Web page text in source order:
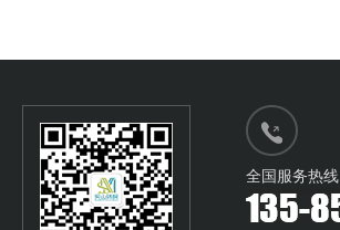
全国服务热线